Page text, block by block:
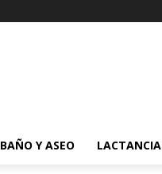
BAÑO Y ASEO LACTANCIA